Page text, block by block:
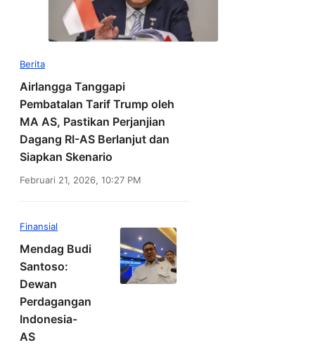
Berita
Airlangga Tanggapi
Pembatalan Tarif Trump oleh
MA AS, Pastikan Perjanjian
Dagang RI-AS Berlanjut dan
Siapkan Skenario
Februari 21, 2026, 10:27 PM
Finansial
Mendag Budi
Santoso:
Dewan
Perdagangan
Indonesia-
AS